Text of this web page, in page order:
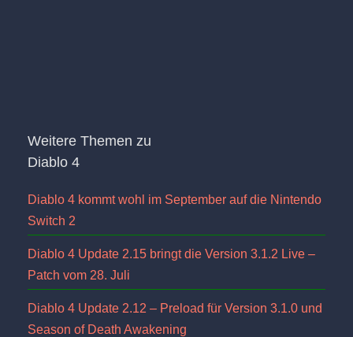
Weitere Themen zu
Diablo 4
Diablo 4 kommt wohl im September auf die Nintendo
Switch 2
Diablo 4 Update 2.15 bringt die Version 3.1.2 Live –
Patch vom 28. Juli
Diablo 4 Update 2.12 – Preload für Version 3.1.0 und
Season of Death Awakening